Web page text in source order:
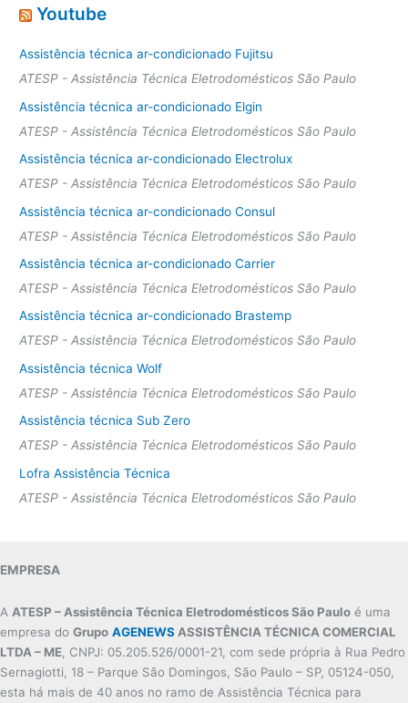
Youtube
Assistência técnica ar-condicionado Fujitsu
ATESP - Assistência Técnica Eletrodomésticos São Paulo
Assistência técnica ar-condicionado Elgin
ATESP - Assistência Técnica Eletrodomésticos São Paulo
Assistência técnica ar-condicionado Electrolux
ATESP - Assistência Técnica Eletrodomésticos São Paulo
Assistência técnica ar-condicionado Consul
ATESP - Assistência Técnica Eletrodomésticos São Paulo
Assistência técnica ar-condicionado Carrier
ATESP - Assistência Técnica Eletrodomésticos São Paulo
Assistência técnica ar-condicionado Brastemp
ATESP - Assistência Técnica Eletrodomésticos São Paulo
Assistência técnica Wolf
ATESP - Assistência Técnica Eletrodomésticos São Paulo
Assistência técnica Sub Zero
ATESP - Assistência Técnica Eletrodomésticos São Paulo
Lofra Assistência Técnica
ATESP - Assistência Técnica Eletrodomésticos São Paulo
EMPRESA
A ATESP – Assistência Técnica Eletrodomésticos São Paulo é uma
empresa do Grupo AGENEWS ASSISTÊNCIA TÉCNICA COMERCIAL
LTDA – ME , CNPJ: 05.205.526/0001-21, com sede própria à Rua Pedro
Sernagiotti, 18 – Parque São Domingos, São Paulo – SP, 05124-050,
esta há mais de 40 anos no ramo de Assistência Técnica para